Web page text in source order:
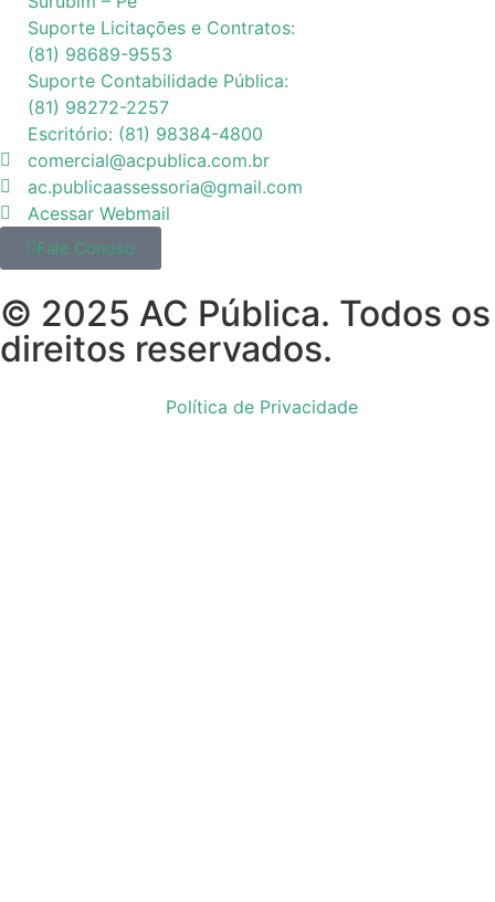
Suporte Licitações e Contratos:
(81) 98689-9553
Suporte Contabilidade Pública:
(81) 98272-2257
Escritório: (81) 98384-4800
comercial@acpublica.com.br
ac.publicaassessoria@gmail.com
Acessar Webmail
Fale Conoso
© 2025 AC Pública. Todos os
direitos reservados.
Política de Privacidade